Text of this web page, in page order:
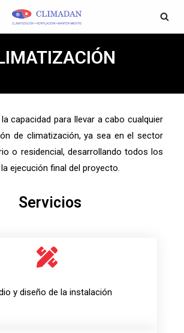
capacidad para llevar a cabo cualquier
de climatización, ya sea en el sector
o residencial, desarrollando todos los
ejecución final del proyecto.
Servicios
y diseño de la instalación​